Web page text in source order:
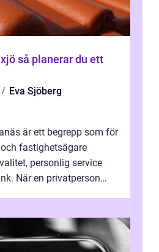
ett
Eva Sjöberg
är ett begrepp som för
fastighetsägare
personlig service
När en privatperson